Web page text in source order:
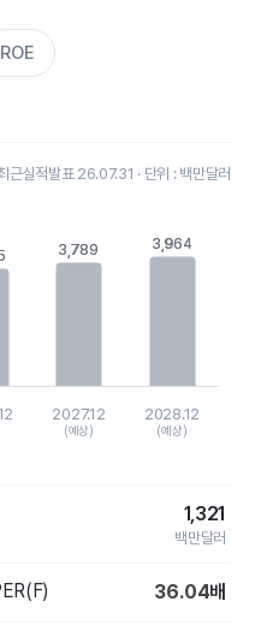
ROE
근실적발표 26.07.31 · 단위 : 백만달러
categories.
3,789
3,789 3,964
3,964
2027.12
(예상)
2028.12
(예상)
1,321
백만달러
36.04배